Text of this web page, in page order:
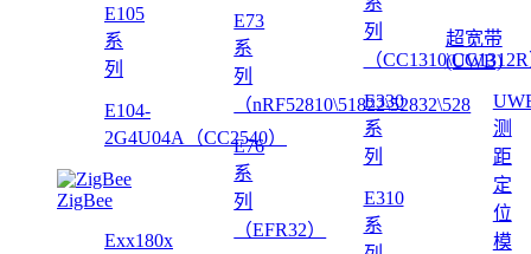
E105
系
列
E104-
2G4U04A（CC2540）
ZigBee
Exx180x
E73
系
列
（nRF52810\51822\52832\528
E76
系
列
（EFR32）
列
（
E330
系
列
E310
系
超宽带
(UWB)
测
距
定
位
模